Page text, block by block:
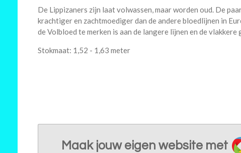
De Lippizaners zijn laat volwassen, maar worden oud. De
krachtiger en zachtmoediger dan de andere bloedlijnen in
de Volbloed te merken is aan de langere lijnen en de vlakkere
Stokmaat: 1,52 - 1,63 meter
Maak jouw eigen website met